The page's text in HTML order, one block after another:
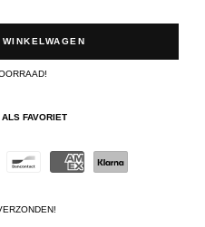
FAVORIET